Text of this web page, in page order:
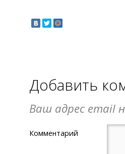
Добавить
Ваш адрес email
Комментарий